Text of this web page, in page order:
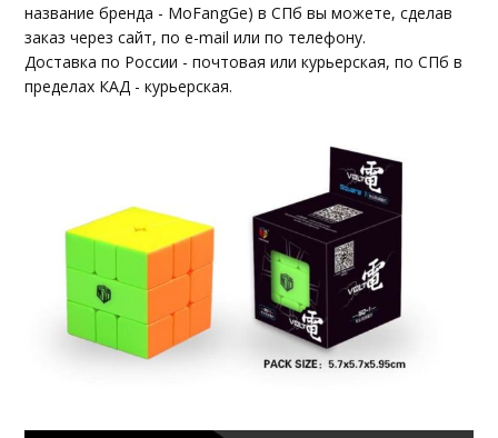
название бренда - MoFangGe) в СПб вы можете, сделав
заказ через сайт, по e-mail или по телефону.
Доставка по России - почтовая или курьерская, по СПб в
пределах КАД - курьерская.